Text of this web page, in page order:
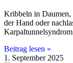
Kribbeln in Daumen,
der Hand oder
Beitrag lesen »
1. September 2025